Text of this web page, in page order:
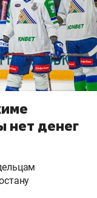
нет денег